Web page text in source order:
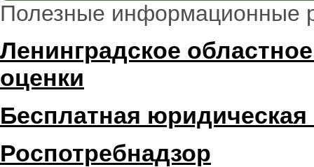
Полезные информационные
Ленинградское
оценки
Бесплатная
Роспотребнадзор